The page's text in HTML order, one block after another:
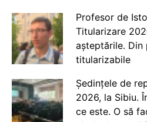
Profesor de
Titularizare
așteptările. Din
titularizabile
Ședințele de
2026, la Sibiu.
ce este. O să